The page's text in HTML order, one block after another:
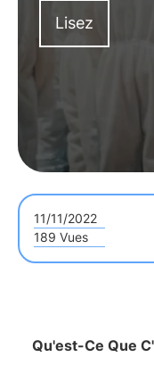
créé
les projets de
l'engagement
Lisez
11/11/2022
189 Vues
Qu'est-Ce Que